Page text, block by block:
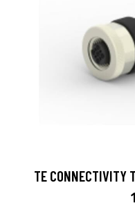
TE CONNECTIVITY